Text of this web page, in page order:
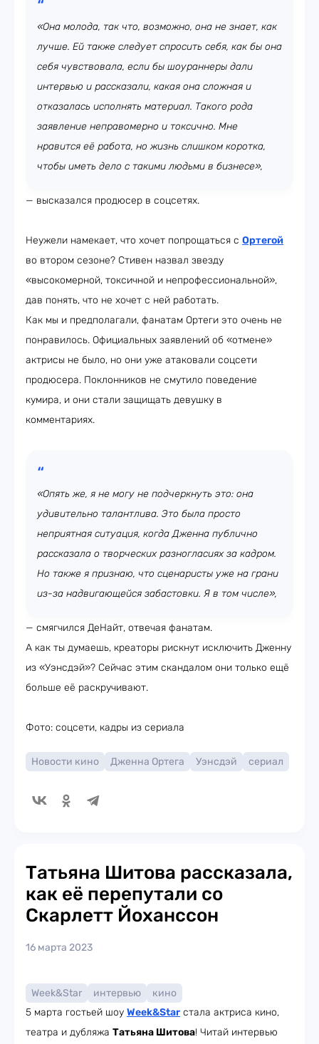
«Она молода, так что, возможно, она не знает, как
лучше. Ей также следует спросить себя, как бы она
себя чувствовала, если бы шоураннеры дали
интервью и рассказали, какая она сложная и
отказалась исполнять материал. Такого рода
заявление неправомерно и токсично. Мне
нравится её работа, но жизнь слишком коротка,
чтобы иметь дело с такими людьми в бизнесе»,
— высказался продюсер в соцсетях.
Неужели намекает, что хочет попрощаться с Ортегой
во втором сезоне? Стивен назвал звезду
«высокомерной, токсичной и непрофессиональной»,
дав понять, что не хочет с ней работать.
Как мы и предполагали, фанатам Ортеги это очень не
понравилось. Официальных заявлений об «отмене»
актрисы не было, но они уже атаковали соцсети
продюсера. Поклонников не смутило поведение
кумира, и они стали защищать девушку в
комментариях.
«Опять же, я не могу не подчеркнуть это: она
удивительно талантлива. Это была просто
неприятная ситуация, когда Дженна публично
рассказала о творческих разногласиях за кадром.
Но также я признаю, что сценаристы уже на грани
из-за надвигающейся забастовки. Я в том числе»,
— смягчился ДеНайт, отвечая фанатам.
А как ты думаешь, креаторы рискнут исключить Дженну
из «Уэнсдэй»? Сейчас этим скандалом они только ещё
больше её раскручивают.
Фото: соцсети, кадры из сериала
Новости кино Дженна Ортега Уэнсдэй сериал
Татьяна Шитова рассказала,
как её перепутали со
Скарлетт Йоханссон
16 марта 2023
Week&Star интервью
кино
5 марта гостьей шоу Week&Star стала актриса кино,
театра и дубляжа Татьяна Шитова! Читай интервью